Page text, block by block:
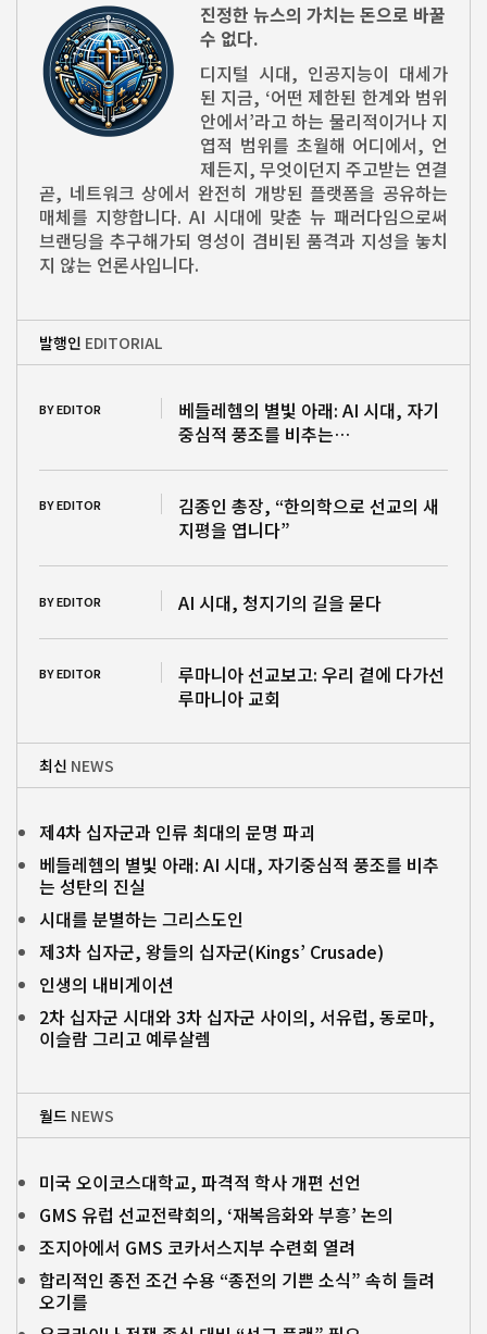
진정한 뉴스의 가치는 돈으로 바꿀
수 없다.
디지털 시대, 인공지능이 대세가
된 지금, ‘어떤 제한된 한계와 범위
안에서’라고 하는 물리적이거나 지
엽적 범위를 초월해 어디에서, 언
제든지, 무엇이던지 주고받는 연결
곧, 네트워크 상에서 완전히 개방된 플랫폼을 공유하는
매체를 지향합니다. AI 시대에 맞춘 뉴 패러다임으로써
브랜딩을 추구해가되 영성이 겸비된 품격과 지성을 놓치
지 않는 언론사입니다.
발행인 EDITORIAL
BY EDITOR
베들레헴의 별빛 아래: AI 시대, 자기
중심적 풍조를 비추는…
BY EDITOR
김종인 총장, “한의학으로 선교의 새
지평을 엽니다”
BY EDITOR AI 시대, 청지기의 길을 묻다
BY EDITOR
루마니아 선교보고: 우리 곁에 다가선
루마니아 교회
최신 NEWS
제4차 십자군과 인류 최대의 문명 파괴
베들레헴의 별빛 아래: AI 시대, 자기중심적 풍조를 비추
는 성탄의 진실
시대를 분별하는 그리스도인
제3차 십자군, 왕들의 십자군(Kings’ Crusade)
인생의 내비게이션
2차 십자군 시대와 3차 십자군 사이의, 서유럽, 동로마,
이슬람 그리고 예루살렘
월드 NEWS
미국 오이코스대학교, 파격적 학사 개편 선언
GMS 유럽 선교전략회의, ‘재복음화와 부흥’ 논의
조지아에서 GMS 코카서스지부 수련회 열려
합리적인 종전 조건 수용 “종전의 기쁜 소식” 속히 들려
오기를